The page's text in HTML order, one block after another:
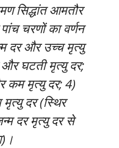
सिद्धांत आमतौर
चरणों का वर्णन
दर और उच्च मृत्यु
घटती मृत्यु दर;
कम मृत्यु दर; 4)
दर (स्थिर
दर मृत्यु दर से